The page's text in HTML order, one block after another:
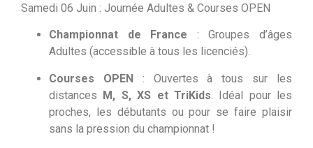
Samedi 06 Juin : Journée Adultes & Courses OPEN
Championnat de France : Groupes d’âges
Adultes (accessible à tous les licenciés).
Courses OPEN: Ouvertes à tous sur les
distances M, S, XS et TriKids . Idéal pour les
proches, les débutants ou pour se faire plaisir
sans la pression du championnat !